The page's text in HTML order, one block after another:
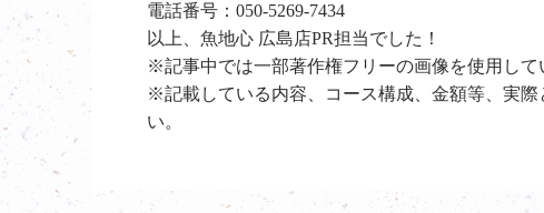
電話番号：050-5269-7434
以上、魚地心 広島店PR担当でした！
※記事中では一部著作権フリーの画像を使用して
※記載している内容、コース構成、金額等、実
い。